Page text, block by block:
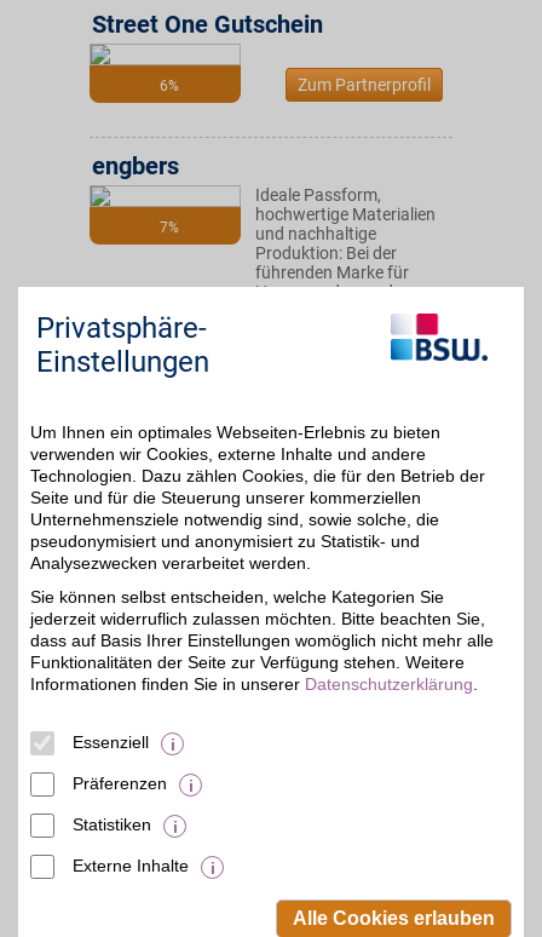
6%
Street One Gutschein
Zum Partnerprofil
7%
engbers
Ideale Passform,
hochwertige Materialien
und nachhaltige
Produktion: Bei der
führenden Marke für
Herrenmode aus dem
modernen und vielfältigen
Sortiment bestellen. BSW-
Mitglieder profitieren
Zum Partnerprofil
comma
Feminine Mode für jeden
Anlass: Ob Job, Freizeit
Partner entwirft
individuelle und moderne
Kleidung sowie
Accessoires von hoher
Qualität für Frauen. Mit
Beamten-Selbsthilfewerk GmbH.
Privatsphäre-
Einstellungen
Um Ihnen ein optimales Webseiten-Erlebnis zu bieten
verwenden wir Cookies, externe Inhalte und andere
Technologien. Dazu zählen Cookies, die für den Betrieb der
Seite und für die Steuerung unserer kommerziellen
Unternehmensziele notwendig sind, sowie solche, die
pseudonymisiert und anonymisiert zu Statistik- und
Analysezwecken verarbeitet werden.
Sie können selbst entscheiden, welche Kategorien Sie
jederzeit widerruflich zulassen möchten. Bitte beachten Sie,
dass auf Basis Ihrer Einstellungen womöglich nicht mehr alle
Funktionalitäten der Seite zur Verfügung stehen. Weitere
Informationen finden Sie in unserer Datenschutzerklärung
Essenziell
Präferenzen
Statistiken
Externe Inhalte
Alle Cookies erlauben